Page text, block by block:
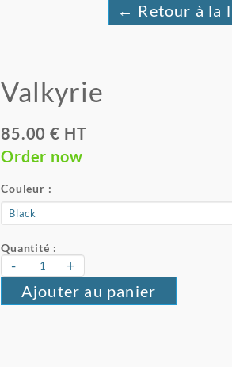
← Retour à la
Valkyrie
85.00 € HT
Order now
Couleur :
Quantité :
- +
Ajouter au panier